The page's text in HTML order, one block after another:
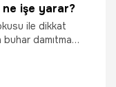
ne işe yarar?
ile dikkat
damıtma